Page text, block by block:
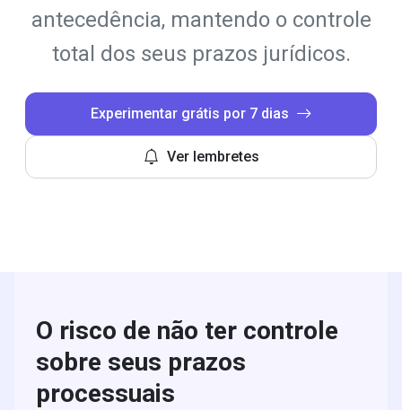
antecedência, mantendo o controle
total dos seus prazos jurídicos.
Experimentar grátis por 7 dias
Ver lembretes
O risco de não ter controle
sobre seus prazos
processuais